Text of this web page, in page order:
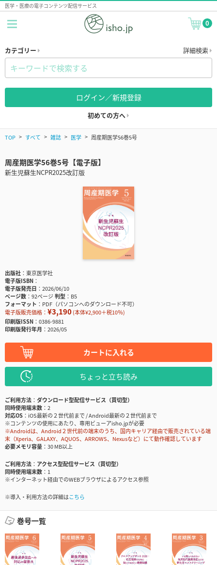
医学・医療の電子コンテンツ配信サービス
0
カテゴリー 詳細検索
ログイン／新規登録
初めての方へ
TOP すべて 雑誌 医学 周産期医学56巻5号
周産期医学56巻5号【電子版】
新生児蘇生NCPR2025改訂版
出版社
東京医学社
電子版ISBN
電子版発売日
2026/06/10
ページ数
92ページ判型
B5
フォーマット
PDF（パソコンへのダウンロード不可）
電子版販売価格： ¥3,190(本体¥2,900＋税10％)
印刷版ISSN
0386-9881
印刷版発行年月
2026/05
カートに入れる
ちょっと立ち読み
ご利用方法
ダウンロード型配信サービス（買切型）
同時使用端末数
2
対応OS
iOS最新の２世代前まで / Android最新の２世代前まで
※コンテンツの使用にあたり、専用ビューアisho.jpが必要
※Androidは、Android２世代前の端末のうち、国内キャリア経由で販売されている端
末（Xperia、GALAXY、AQUOS、ARROWS、Nexusなど）にて動作確認しています
必要メモリ容量
30 MB以上
ご利用方法
アクセス型配信サービス（買切型）
同時使用端末数
1
※インターネット経由でのWEBブラウザによるアクセス参照
※導入・利用方法の詳細はこちら
巻号一覧